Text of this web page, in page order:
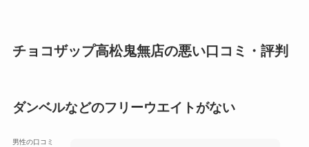
チョコザップ高松鬼無店の悪い口コミ・評判
ダンベルなどのフリーウエイトがない
男性の口コミ